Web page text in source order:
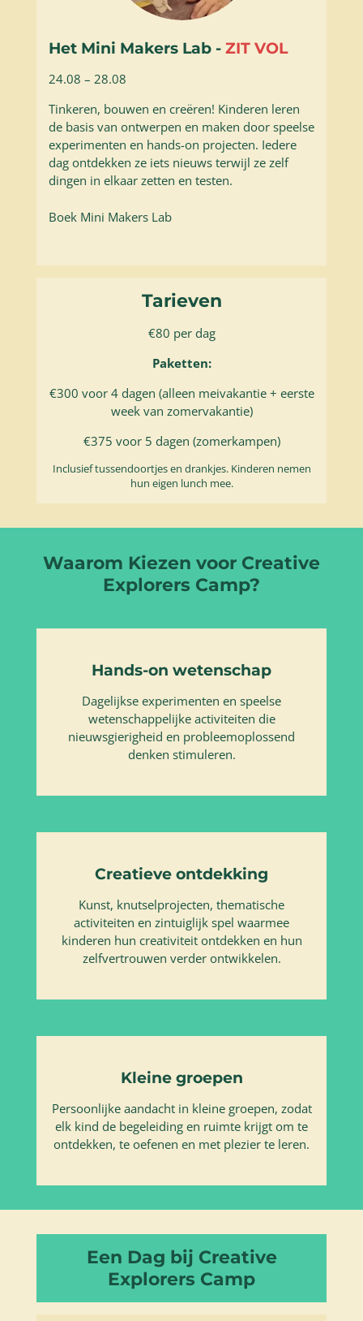
Het Mini Makers Lab - ZIT VOL
24.08 – 28.08
Tinkeren, bouwen en creëren! Kinderen leren
de basis van ontwerpen en maken door speelse
experimenten en hands-on projecten. Iedere
dag ontdekken ze iets nieuws terwijl ze zelf
dingen in elkaar zetten en testen.
Boek Mini Makers Lab
Tarieven
€80 per dag
Paketten:
€300 voor 4 dagen (alleen meivakantie + eerste
week van zomervakantie)
€375 voor 5 dagen (zomerkampen)
Inclusief tussendoortjes en drankjes. Kinderen nemen
hun eigen lunch mee.
Waarom Kiezen voor Creative
Explorers Camp?
Hands-on wetenschap
Dagelijkse experimenten en speelse
wetenschappelijke activiteiten die
nieuwsgierigheid en probleemoplossend
denken stimuleren.
Creatieve ontdekking
Kunst, knutselprojecten, thematische
activiteiten en zintuiglijk spel waarmee
kinderen hun creativiteit ontdekken en hun
zelfvertrouwen verder ontwikkelen.
Kleine groepen
Persoonlijke aandacht in kleine groepen, zodat
elk kind de begeleiding en ruimte krijgt om te
ontdekken, te oefenen en met plezier te leren.
Een Dag bij Creative
Explorers Camp